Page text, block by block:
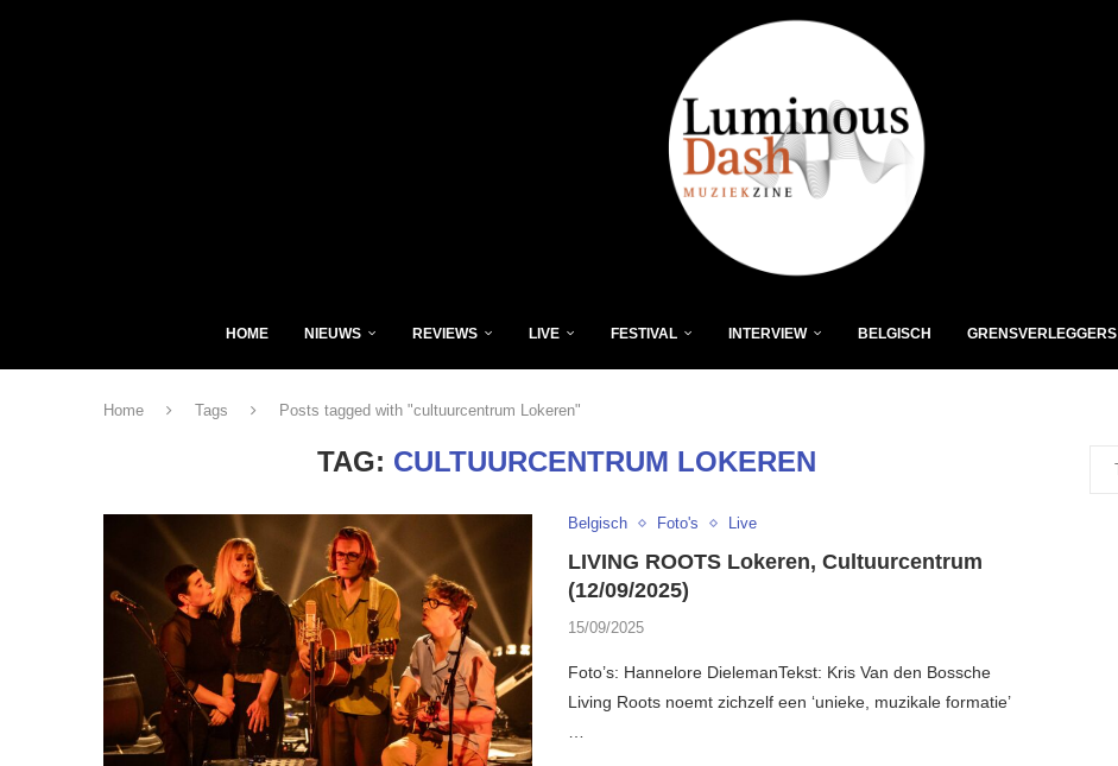
HOME NIEUWS REVIEWS LIVE FESTIVAL INTERVIEW BELGISCH GRENSVERLEGGERS
Home Tags Posts tagged with "cultuurcentrum Lokeren"
TAG: CULTUURCENTRUM LOKEREN
Belgisch Foto's Live
LIVING ROOTS Lokeren, Cultuurcentrum
(12/09/2025)
15/09/2025
Foto’s: Hannelore DielemanTekst: Kris Van den Bossche
Living Roots noemt zichzelf een ‘unieke, muzikale formatie’
…